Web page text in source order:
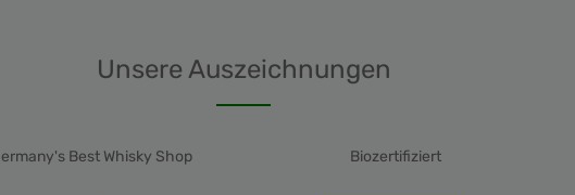
Unsere Auszeichnungen
Best Whisky Shop Biozertifiziert